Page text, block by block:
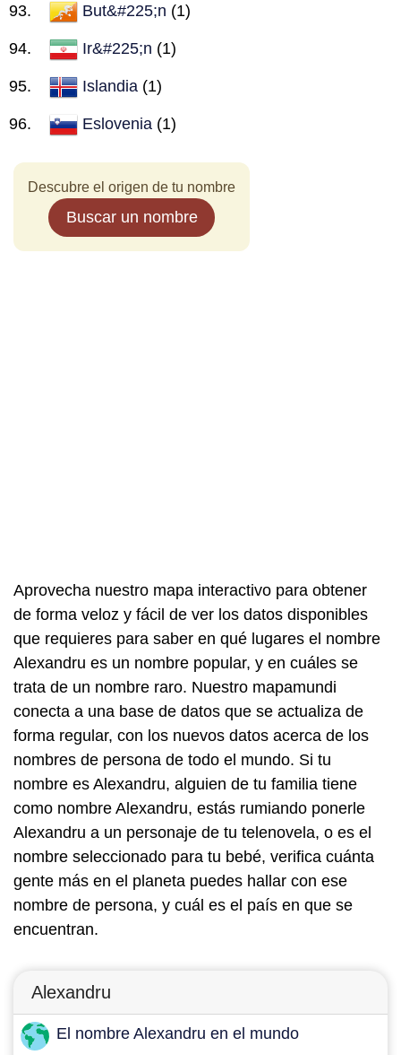
But&#225;n (1)
Ir&#225;n (1)
Islandia (1)
Eslovenia (1)
Descubre el origen de tu nombre
Buscar un nombre
Aprovecha nuestro mapa interactivo para obtener
de forma veloz y fácil de ver los datos disponibles
que requieres para saber en qué lugares el nombre
Alexandru es un nombre popular, y en cuáles se
trata de un nombre raro. Nuestro mapamundi
conecta a una base de datos que se actualiza de
forma regular, con los nuevos datos acerca de los
nombres de persona de todo el mundo. Si tu
nombre es Alexandru, alguien de tu familia tiene
como nombre Alexandru, estás rumiando ponerle
Alexandru a un personaje de tu telenovela, o es el
nombre seleccionado para tu bebé, verifica cuánta
gente más en el planeta puedes hallar con ese
nombre de persona, y cuál es el país en que se
encuentran.
Alexandru
El nombre Alexandru en el mundo